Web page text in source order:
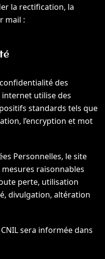
la rectification, la
mail :
des
internet utilise des
standards tels que
l’encryption et mot
Personnelles, le site
raisonnables
perte, utilisation
divulgation, altération
sera informée dans